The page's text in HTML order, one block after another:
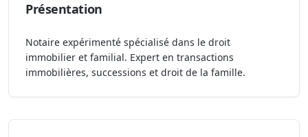
Présentation
Notaire expérimenté spécialisé dans le droit
immobilier et familial. Expert en transactions
immobilières, successions et droit de la famille.